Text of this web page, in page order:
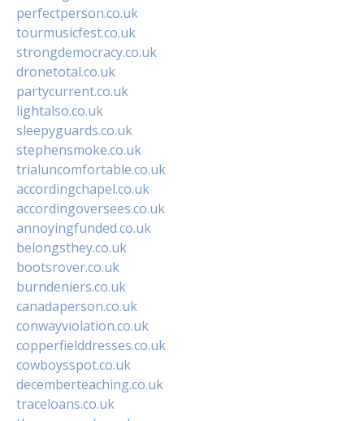
perfectperson.co.uk
tourmusicfest.co.uk
strongdemocracy.co.uk
dronetotal.co.uk
partycurrent.co.uk
lightalso.co.uk
sleepyguards.co.uk
stephensmoke.co.uk
trialuncomfortable.co.uk
accordingchapel.co.uk
accordingoversees.co.uk
annoyingfunded.co.uk
belongsthey.co.uk
bootsrover.co.uk
burndeniers.co.uk
canadaperson.co.uk
conwayviolation.co.uk
copperfielddresses.co.uk
cowboysspot.co.uk
decemberteaching.co.uk
traceloans.co.uk